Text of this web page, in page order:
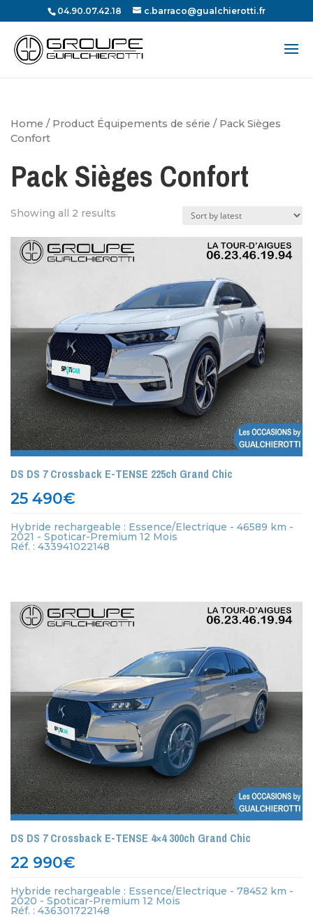
04.90.07.42.18 c.barraco@gualchierotti.fr
Recherche
de
produits
Home / Product Équipements de série / Pack Sièges
Confort
Pack Sièges Confort
Showing all 2 results
DS DS 7 Crossback E-TENSE 225ch Grand Chic
25 490€
Hybride rechargeable : Essence/Electrique - 46589 km -
2021 - Spoticar-Premium 12 Mois
Réf. : 433941022148
DS DS 7 Crossback E-TENSE 4×4 300ch Grand Chic
22 990€
Hybride rechargeable : Essence/Electrique - 78452 km -
2020 - Spoticar-Premium 12 Mois
Réf. : 436301722148